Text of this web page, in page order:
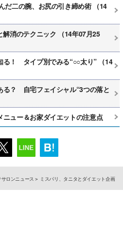
だ二の腕、お尻の引き締め術 （14
解消のテクニック （14年07月25
る！ タイプ別でみる“○○太り” （14
る？ 自宅フェイシャル“3つの落と
ュー＆お家ダイエットの注意点
ロンニュース ミスパリ、タニタとダイエット企画